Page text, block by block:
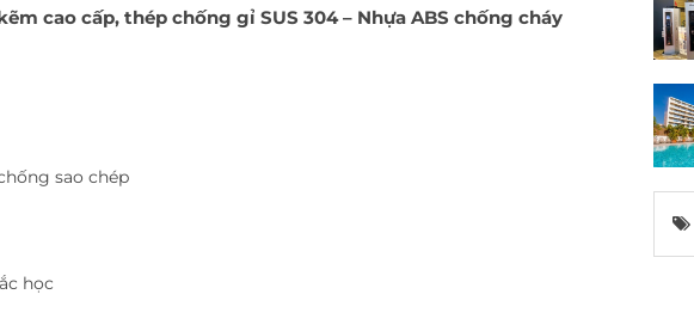
cao cấp, thép chống gỉ SUS 304 – Nhựa ABS chống cháy
sao chép
học